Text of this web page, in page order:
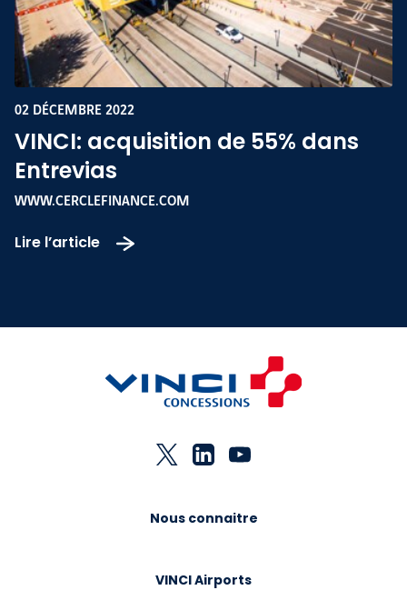
02 DÉCEMBRE 2022
VINCI: acquisition de 55% dans
Entrevias
WWW.CERCLEFINANCE.COM
Lire l’article
Nous connaitre
VINCI Airports